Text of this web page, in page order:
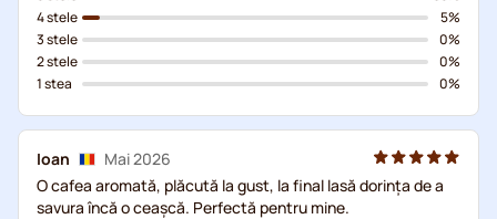
4 stele
3 stele
2 stele
1 stea
5%
0%
0%
0%
Ioan
Mai 2026
O cafea aromată, plăcută la gust, la final lasă dorința de a
savura încă o ceașcă. Perfectă pentru mine.